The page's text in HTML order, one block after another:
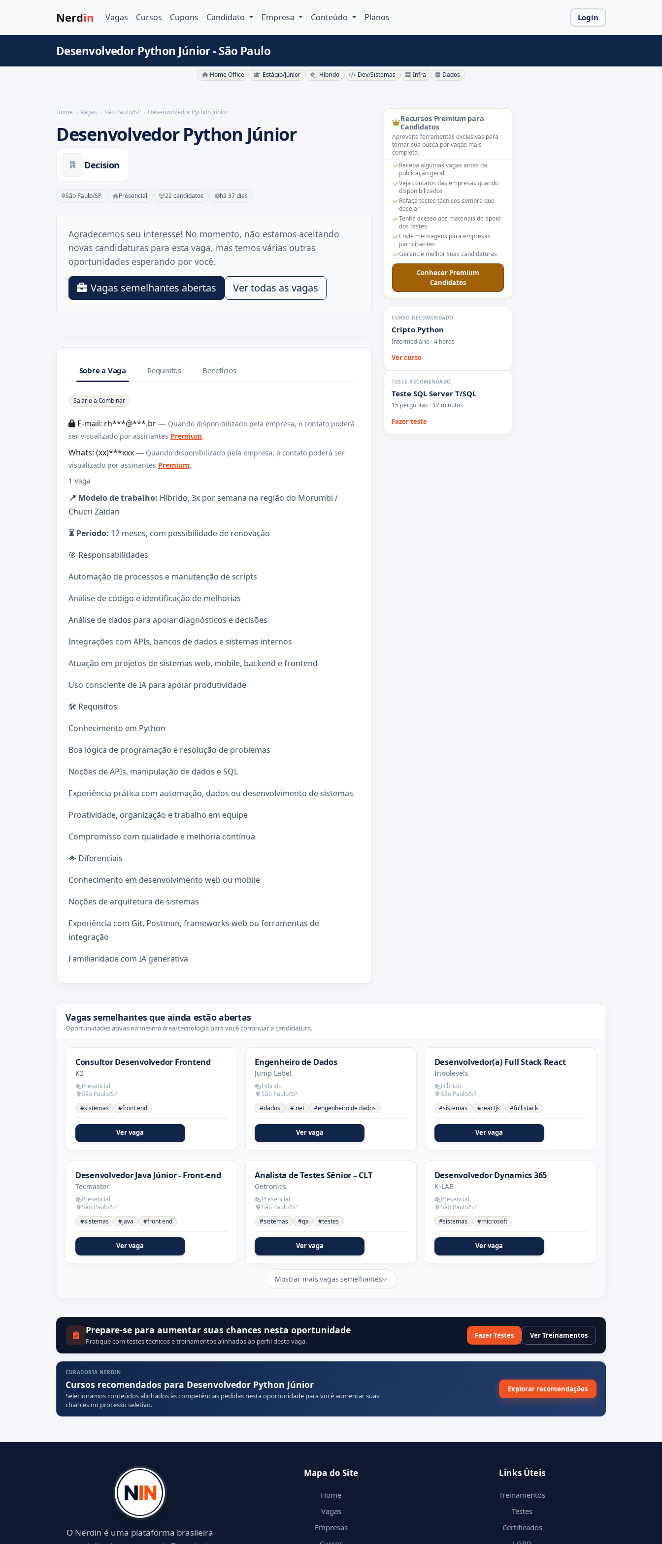
Nerdin Vagas Cursos Cupons Candidato Empresa Conteúdo Planos Login
Desenvolvedor Python Júnior - São Paulo
Home Office Estágio/Júnior Híbrido Dev/Sistemas Infra Dados
Home Vagas São Paulo/SP Desenvolvedor Python Júnior
Desenvolvedor Python Júnior
Decision
São Paulo/SP Presencial 22 candidatos há 37 dias
Agradecemos seu interesse! No momento, não estamos aceitando
novas candidaturas para esta vaga, mas temos várias outras
oportunidades esperando por você.
Vagas semelhantes abertas Ver todas as vagas
Sobre a Vaga Requisitos Benefícios
Sobre a Vaga
Salário a Combinar
E-mail: rh***@***.br — Quando disponibilizado pela empresa, o contato poderá
ser visualizado por assinantes Premium.
Whats: (xx)***xxx — Quando disponibilizado pela empresa, o contato poderá ser
visualizado por assinantes Premium.
1 Vaga
📍 Modelo de trabalho: Híbrido, 3x por semana na região do Morumbi /
Chucri Zaidan
⏳ Período: 12 meses, com possibilidade de renovação
🎯 Responsabilidades
Automação de processos e manutenção de scripts
Análise de código e identificação de melhorias
Análise de dados para apoiar diagnósticos e decisões
Integrações com APIs, bancos de dados e sistemas internos
Atuação em projetos de sistemas web, mobile, backend e frontend
Uso consciente de IA para apoiar produtividade
🛠️ Requisitos
Conhecimento em Python
Boa lógica de programação e resolução de problemas
Noções de APIs, manipulação de dados e SQL
Experiência prática com automação, dados ou desenvolvimento de sistemas
Proatividade, organização e trabalho em equipe
Compromisso com qualidade e melhoria contínua
🌟 Diferenciais
Conhecimento em desenvolvimento web ou mobile
Noções de arquitetura de sistemas
Experiência com Git, Postman, frameworks web ou ferramentas de
integração
Familiaridade com IA generativa
Recursos Premium para
Candidatos
Aproveite ferramentas exclusivas para
tornar sua busca por vagas mais
completa.
Receba algumas vagas antes da
publicação geral
Veja contatos das empresas quando
disponibilizados
Refaça testes técnicos sempre que
desejar
Tenha acesso aos materiais de apoio
dos testes
Envie mensagens para empresas
participantes
Gerencie melhor suas candidaturas
Conhecer Premium
Candidatos
CURSO RECOMENDADO
Cripto Python
Intermediário · 4 horas
Ver curso
TESTE RECOMENDADO
Teste SQL Server T/SQL
15 perguntas · 12 minutos
Fazer teste
Vagas semelhantes que ainda estão abertas
Oportunidades ativas na mesma área/tecnologia para você continuar a candidatura.
Consultor Desenvolvedor Frontend
K2
Presencial
São Paulo/SP
#sistemas
#front end
Ver vaga
Engenheiro de Dados
Jump Label
Híbrido
São Paulo/SP
#dados
#.net #engenheiro de dados
Ver vaga
Desenvolvedor(a) Full Stack React
Innolevels
Híbrido
São Paulo/SP
#sistemas
#reactjs #full stack
Ver vaga
Desenvolvedor Java Júnior - Front-end
Tecmaster
Presencial
São Paulo/SP
#sistemas
#java #front end
Ver vaga
Analista de Testes Sênior – CLT
Getronics
Presencial
São Paulo/SP
#sistemas
#qa #testes
Ver vaga
Desenvolvedor Dynamics 365
K-LAB
Presencial
São Paulo/SP
#sistemas
#microsoft
Ver vaga
Mostrar mais vagas semelhantes
Prepare-se para aumentar suas chances nesta oportunidade
Pratique com testes técnicos e treinamentos alinhados ao perfil desta vaga.
Fazer Testes Ver Treinamentos
CURADORIA NERDIN
Cursos recomendados para Desenvolvedor Python Júnior
Selecionamos conteúdos alinhados às competências pedidas nesta oportunidade para você aumentar suas
chances no processo seletivo.
Explorar recomendações
O Nerdin é uma plataforma brasileira
Mapa do Site
Home
Vagas
Empresas
Links Úteis
Treinamentos
Testes
Certificados